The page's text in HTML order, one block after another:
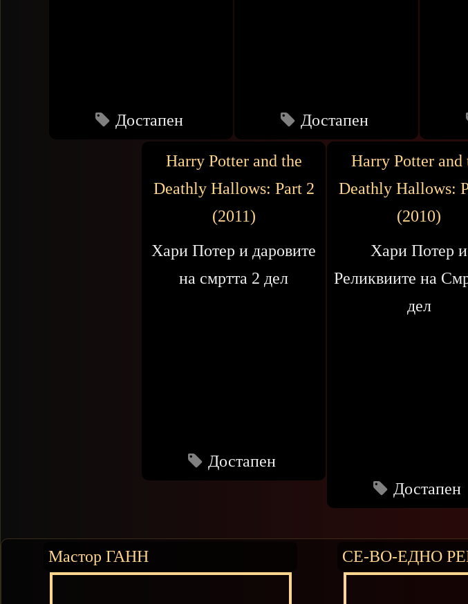
Достапен Достапен
Harry Potter and the
Deathly Hallows: Part 2
(2011)
Хари Потер и даровите
на смртта 2 дел
Достапен
Harry Potter and
Deathly Hallows:
(2010)
Хари Потер и
Реликвиите на
дел
Достапен
Мастор ГАНН СЕ-ВО-ЕДНО